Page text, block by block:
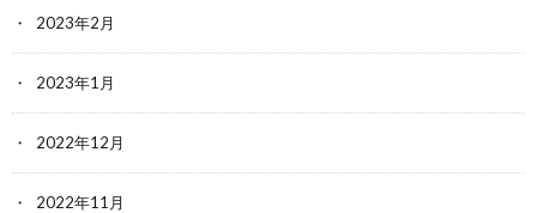
2023年2月
2023年1月
2022年12月
2022年11月